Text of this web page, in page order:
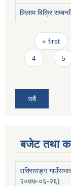
लिलाम बिक्रि
Pages
« first
4 5
सबै
बजेट तथा
राक्सिराङ्ग
२०७७-०६-२६)